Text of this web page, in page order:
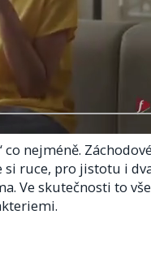
nejméně. Záchodové
si ruce, pro jistotu i
Ve skutečnosti to